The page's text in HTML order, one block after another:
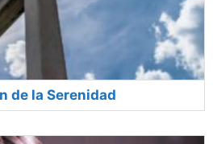
de la Serenidad